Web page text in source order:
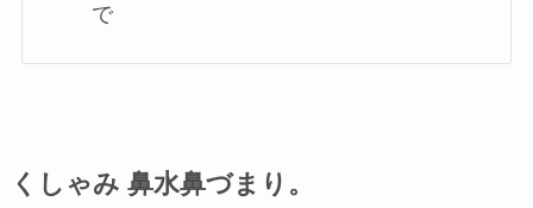
で
くしゃみ 鼻水鼻づまり。